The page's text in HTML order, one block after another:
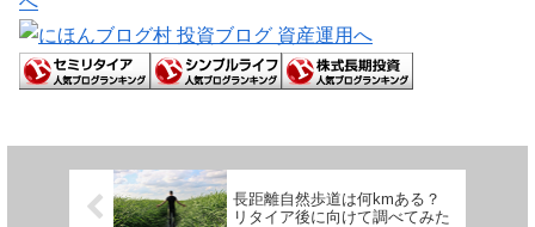
長距離自然歩道は何kmある？
リタイア後に向けて調べてみた